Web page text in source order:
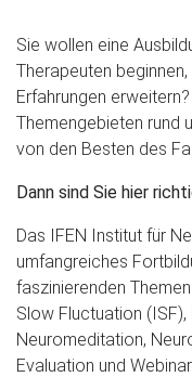
Sie wollen eine
Therapeuten
Erfahrungen
Themengebieten rund
von den Besten des
Dann sind Sie hier
Das IFEN Institut für
umfangreiches
faszinierenden
Slow Fluctuation (ISF),
Neuromeditation,
Evaluation und